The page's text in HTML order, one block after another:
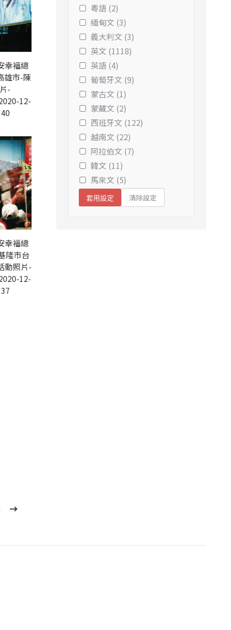
幸福總
雄市-陳
-
12-
幸福總
隆市台
動照片-
12-
粵語 (2)
緬甸文 (3)
義大利文 (3)
英文 (1118)
英語 (4)
葡萄牙文 (9)
蒙古文 (1)
蒙藏文 (2)
西班牙文 (122)
越南文 (22)
阿拉伯文 (7)
韓文 (11)
馬來文 (5)
套用設定 清除設定